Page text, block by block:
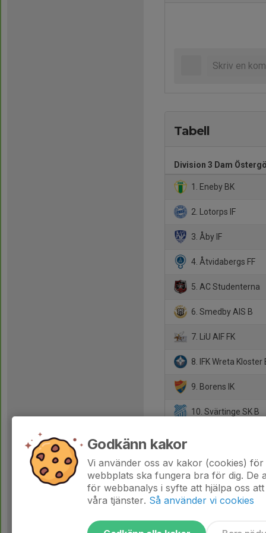
Tabell
Division 3 Dam
1. Eneby BK
2. Lotorps IF
3. Åby IF
4. Åtvidabergs FF
5. AC Studenterna
6. Smedby AIS B
7. LiU AIF FK
8. IFK Wreta Kloster
9. Borens IK
10. Svärtinge SK B
12. Linghems SK
Godkänn kakor
Vi använder oss av kakor (cookies)
webbplats ska fungera bra för dig. De
för webbanalys i syfte att hjälpa oss
våra tjänster. Så använder vi cookies